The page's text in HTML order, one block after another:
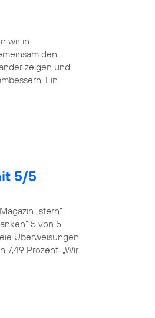
wir in
den
zeigen und
Ein
5/5
„stern“
5 von 5
Überweisungen
Prozent. „Wir